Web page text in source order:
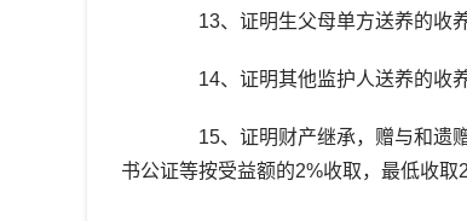
13、证明生父母单方送养的收养
14、证明其他监护人送养的收养
15、证明财产继承，赠与和遗赠
书公证等按受益额的2%收取，最低收取